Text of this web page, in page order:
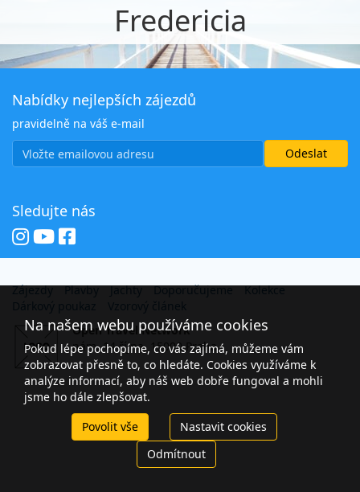
Fredericia
Nabídky nejlepších zájezdů
pravidelně na váš e-mail
Sledujte nás
Zájezdy Plavby Jachty Doporučujeme
Kolekce
Open Travel Network
nám. 14 října, 15000 Praha
Na našem webu používáme cookies
Pokud lépe pochopíme, co vás zajímá, můžeme vám
zobrazovat přesně to, co hledáte. Cookies využíváme k
analýze informací, aby náš web dobře fungoval a mohli
jsme ho dále zlepšovat.
Povolit vše
Nastavit cookies
Odmítnout